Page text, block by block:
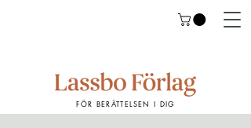
FÖR BERÄTTELSEN I DIG